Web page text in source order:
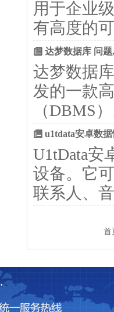
用于企业
有高度的
达梦数据库 问
达梦数据
发的一款
（DBMS
u1tdata安卓数
U1tData安
设备。它
联系人、
首